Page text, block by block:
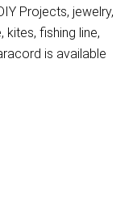
Projects, jewelry,
kites, fishing line,
is available